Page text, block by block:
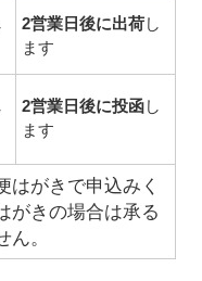
2営業日後に出荷し
ます
2営業日後に投函し
ます
がきで申込みく
がきの場合は承る
ん。